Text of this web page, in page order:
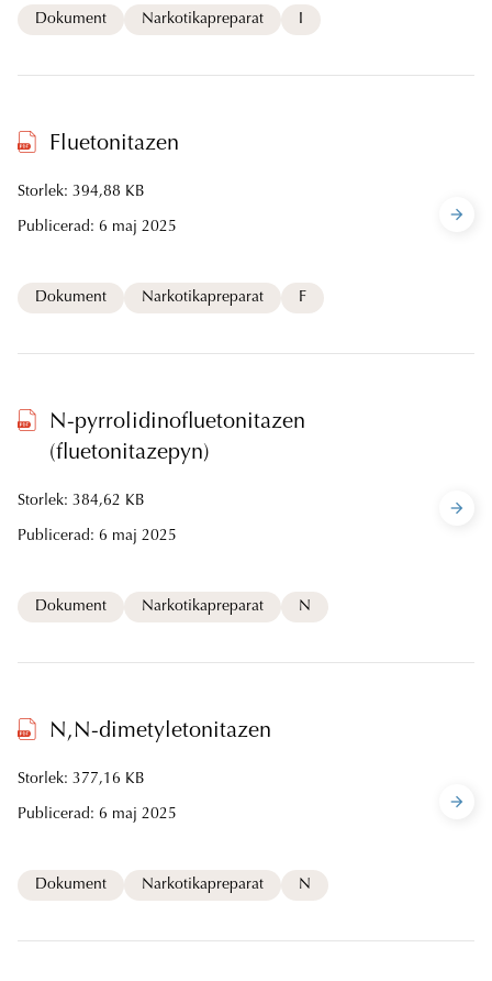
Dokument Narkotikapreparat I
Fluetonitazen
Storlek: 394,88 KB
Publicerad: 6 maj 2025
Dokument Narkotikapreparat F
N-pyrrolidinofluetonitazen
(fluetonitazepyn)
Storlek: 384,62 KB
Publicerad: 6 maj 2025
Dokument Narkotikapreparat N
N,N-dimetyletonitazen
Storlek: 377,16 KB
Publicerad: 6 maj 2025
Dokument Narkotikapreparat N